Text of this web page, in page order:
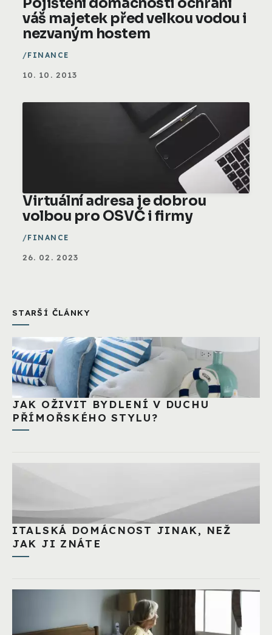
váš majetek před velkou vodou i
nezvaným hostem
FINANCE
10. 10. 2013
Virtuální adresa je dobrou
volbou pro OSVČ i firmy
FINANCE
26. 02. 2023
STARŠÍ ČLÁNKY
JAK OŽIVIT BYDLENÍ V DUCHU
PŘÍMOŘSKÉHO STYLU?
ITALSKÁ DOMÁCNOST JINAK, NEŽ
JAK JI ZNÁTE